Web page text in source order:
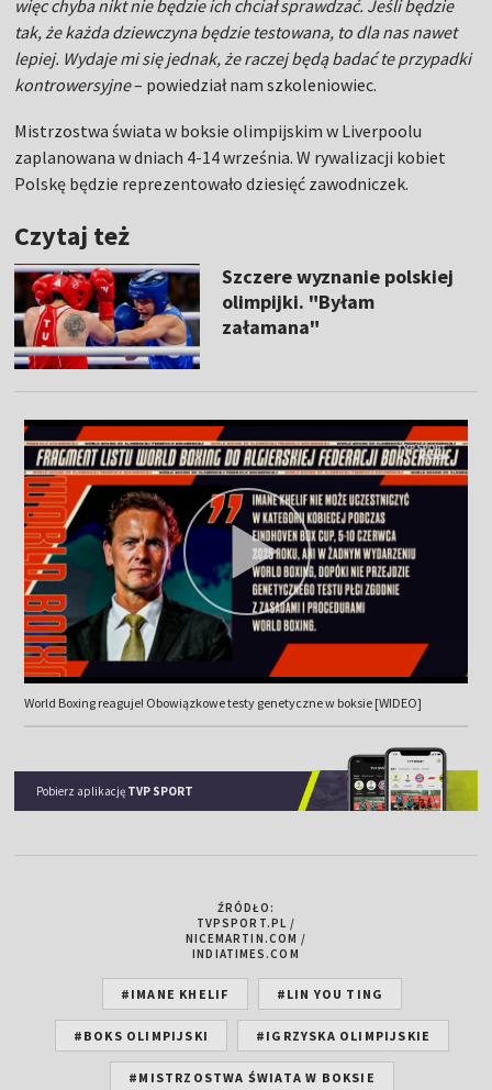
więc chyba nikt nie będzie ich chciał sprawdzać. Jeśli będzie
tak, że każda dziewczyna będzie testowana, to dla nas nawet
lepiej. Wydaje mi się jednak, że raczej będą badać te przypadki
kontrowersyjne– powiedział nam szkoleniowiec.
Mistrzostwa świata w boksie olimpijskim w Liverpoolu
zaplanowana w dniach 4-14 września. W rywalizacji kobiet
Polskę będzie reprezentowało dziesięć zawodniczek.
Czytaj też
Szczere wyznanie polskiej
olimpijki. "Byłam
załamana"
World Boxing reaguje! Obowiązkowe testy genetyczne w boksie [WIDEO]
Pobierz aplikację TVP SPORT
ŹRÓDŁO:
TVPSPORT.PL /
NICEMARTIN.COM /
INDIATIMES.COM
#IMANE KHELIF #LIN YOU TING
#BOKS OLIMPIJSKI #IGRZYSKA OLIMPIJSKIE
#MISTRZOSTWA ŚWIATA W BOKSIE